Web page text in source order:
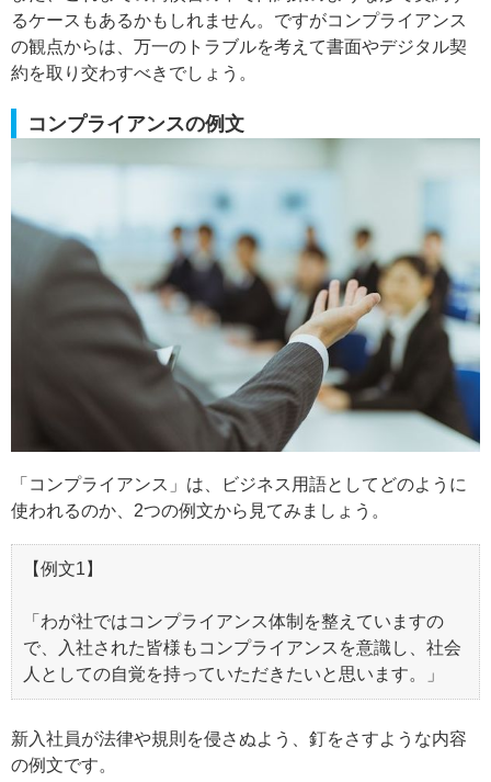
るケースもあるかもしれません。ですがコンプライアンス
の観点からは、万一のトラブルを考えて書面やデジタル契
約を取り交わすべきでしょう。
コンプライアンスの例文
「コンプライアンス」は、ビジネス用語としてどのように
使われるのか、2つの例文から見てみましょう。
【例文1】
「わが社ではコンプライアンス体制を整えていますの
で、入社された皆様もコンプライアンスを意識し、社会
人としての自覚を持っていただきたいと思います。」
新入社員が法律や規則を侵さぬよう、釘をさすような内容
の例文です。